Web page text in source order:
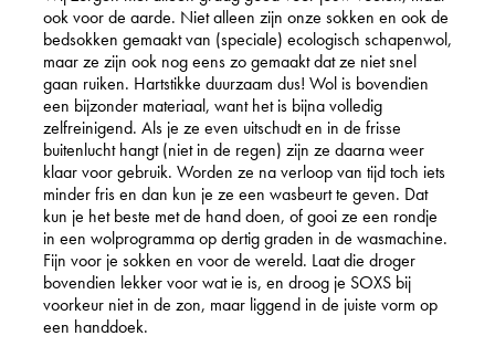
ook voor de aarde. Niet alleen zijn onze sokken en ook de
bedsokken gemaakt van (speciale) ecologisch schapenwol,
maar ze zijn ook nog eens zo gemaakt dat ze niet snel
gaan ruiken. Hartstikke duurzaam dus! Wol is bovendien
een bijzonder materiaal, want het is bijna volledig
zelfreinigend. Als je ze even uitschudt en in de frisse
buitenlucht hangt (niet in de regen) zijn ze daarna weer
klaar voor gebruik. Worden ze na verloop van tijd toch iets
minder fris en dan kun je ze een wasbeurt te geven. Dat
kun je het beste met de hand doen, of gooi ze een rondje
in een wolprogramma op dertig graden in de wasmachine.
Fijn voor je sokken en voor de wereld. Laat die droger
bovendien lekker voor wat ie is, en droog je SOXS bij
voorkeur niet in de zon, maar liggend in de juiste vorm op
een handdoek.